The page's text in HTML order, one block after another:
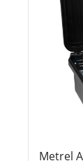
Metrel